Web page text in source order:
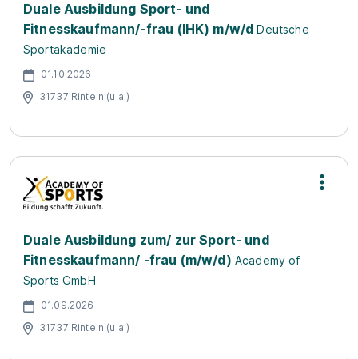
Duale Ausbildung Sport- und
Fitnesskaufmann/-frau (IHK) m/w/d Deutsche
Sportakademie
01.10.2026
31737 Rinteln (u.a.)
Duale Ausbildung zum/ zur Sport- und
Fitnesskaufmann/ -frau (m/w/d) Academy of
Sports GmbH
01.09.2026
31737 Rinteln (u.a.)